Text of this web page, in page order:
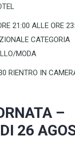
21:00 ALLE ORE
CATEGORIA
MODA
RIENTRO IN
–
26